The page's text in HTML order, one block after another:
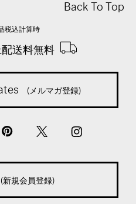
Back To Top
税込計算時
送料無料
(メルマガ登録)
規会員登録)